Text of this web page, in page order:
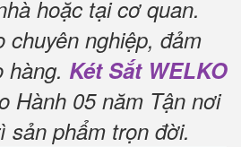
hoặc tại cơ quan.
chuyên nghiệp, đảm
hàng. Két Sắt WELKO
Hành 05 năm Tận nơi
sản phẩm trọn đời.